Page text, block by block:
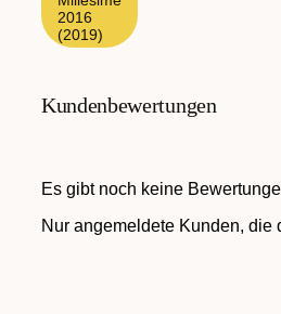
2016
(2019)
Kundenbewertungen
Es gibt noch keine
Nur angemeldete Kunden,